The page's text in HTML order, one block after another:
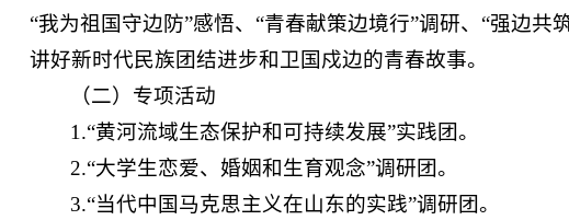
“我为祖国守边防”感悟、“青春献策边境行”调研、“强边
讲好新时代民族团结进步和卫国戍边的青春故事。
（二）专项活动
1.“黄河流域生态保护和可持续发展”实践团。
2.“大学生恋爱、婚姻和生育观念”调研团。
3.“当代中国马克思主义在山东的实践”调研团。